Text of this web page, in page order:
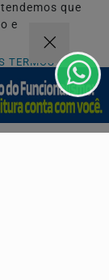
2.6
que
e
TERMOS